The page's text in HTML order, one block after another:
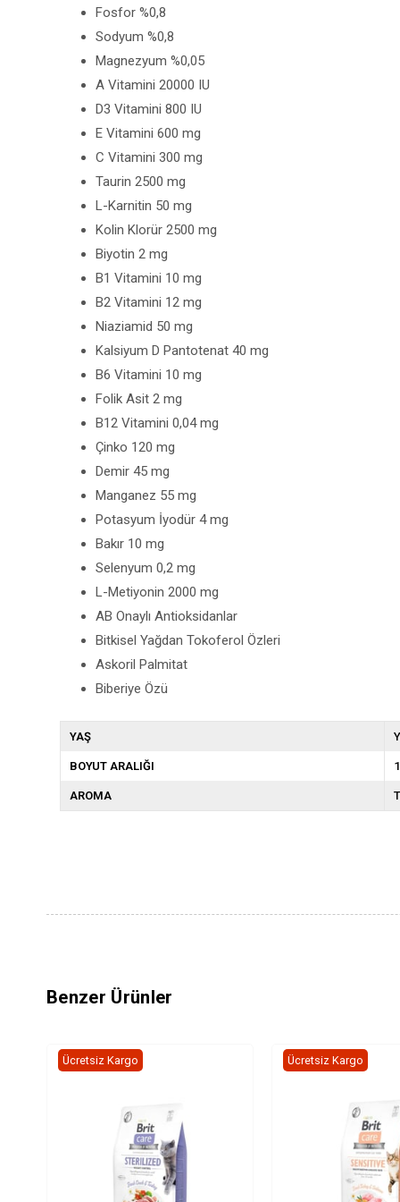
Fosfor %0,8
Sodyum %0,8
Magnezyum %0,05
A Vitamini 20000 IU
D3 Vitamini 800 IU
E Vitamini 600 mg
C Vitamini 300 mg
Taurin 2500 mg
L-Karnitin 50 mg
Kolin Klorür 2500 mg
Biyotin 2 mg
B1 Vitamini 10 mg
B2 Vitamini 12 mg
Niaziamid 50 mg
Kalsiyum D Pantotenat 40 mg
B6 Vitamini 10 mg
Folik Asit 2 mg
B12 Vitamini 0,04 mg
Çinko 120 mg
Demir 45 mg
Manganez 55 mg
Potasyum İyodür 4 mg
Bakır 10 mg
Selenyum 0,2 mg
L-Metiyonin 2000 mg
AB Onaylı Antioksidanlar
Bitkisel Yağdan Tokoferol Özleri
Askoril Palmitat
Biberiye Özü
YAŞ
BOYUT ARALIĞI
AROMA
Benzer Ürünler
Ücretsiz Kargo Ücretsiz Kargo